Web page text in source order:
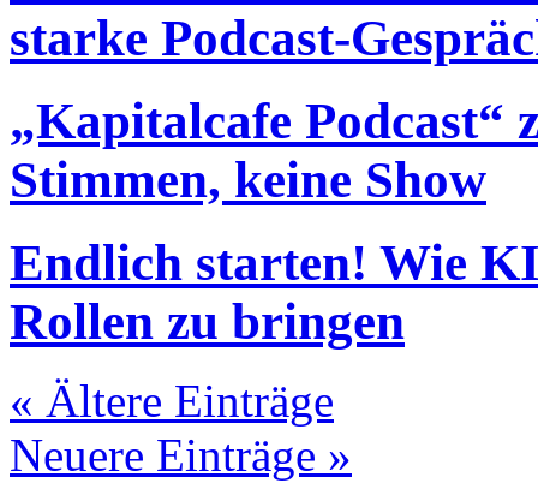
starke Podcast-
„Kapitalcafe Podcast“
Stimmen, keine Show
Endlich starten! Wie
Rollen zu bringen
« Ältere Einträge
Neuere Einträge »